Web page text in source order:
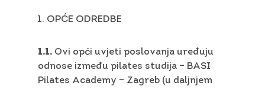
OPĆE ODREDBE
1.1. Ovi opći uvjeti poslovanja uređuju
odnose između pilates studija – BASI
Pilates Academy – Zagreb (u daljnjem